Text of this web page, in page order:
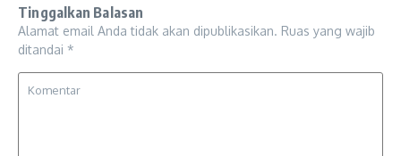
Tinggalkan Balasan
Alamat email Anda tidak akan dipublikasikan. Ruas yang wajib
ditandai *